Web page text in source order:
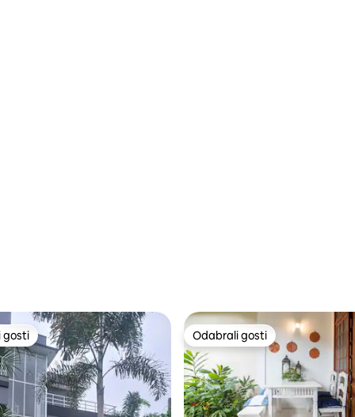
gosti
gosti Odabrali gosti
Odabrali gosti